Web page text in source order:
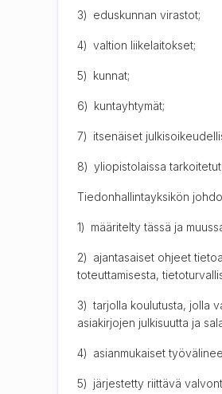
3) eduskunnan virastot;
4) valtion liikelaitokset;
5) kunnat;
6) kuntayhtymät;
7) itsenäiset
8) yliopistolaissa
Tiedonhallintayksikön
1) määritelty tässä ja
2) ajantasaiset ohjeet
toteuttamisesta,
3) tarjolla koulutusta, jolla
asiakirjojen julkisuutta ja
4) asianmukaiset
5) järjestetty riittävä